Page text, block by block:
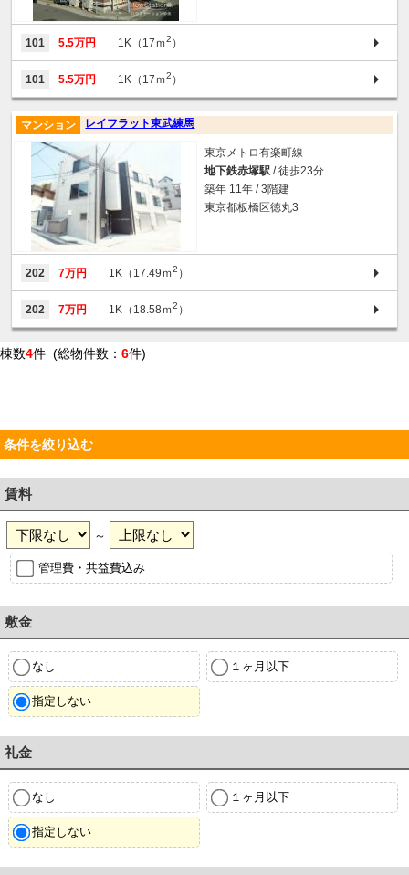
101 5.5万円 1K（17ｍ2 ）
101 5.5万円 1K（17ｍ2 ）
レイフラット東武練馬
マンション
東京メトロ有楽町線
地下鉄赤塚駅 / 徒歩23分
築年 11年 / 3階建
東京都板橋区徳丸3
202 7万円 1K（17.49ｍ2 ）
202 7万円 1K（18.58ｍ2 ）
棟数4件 (総物件数： 6件)
条件を絞り込む
賃料
～
管理費・共益費込み
敷金
なし １ヶ月以下
指定しない
礼金
なし １ヶ月以下
指定しない